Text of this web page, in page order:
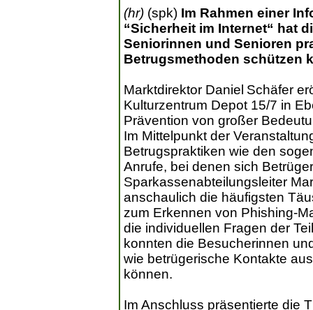
(hr) (spk) Im Rahmen einer
“Sicherheit im Internet“ hat
Seniorinnen und Senioren
Betrugsmethoden schützen
Marktdirektor Daniel Schäfer
Kulturzentrum Depot 15/7 in
Prävention von großer
Im Mittelpunkt der
Betrugspraktiken wie den
Anrufe, bei denen sich
Sparkassenabteilungsleiter
anschaulich die häufigsten
zum Erkennen von Phishing-
die individuellen Fragen der
konnten die Besucherinnen
wie betrügerische Kontakte
können.
Im Anschluss präsentierte die